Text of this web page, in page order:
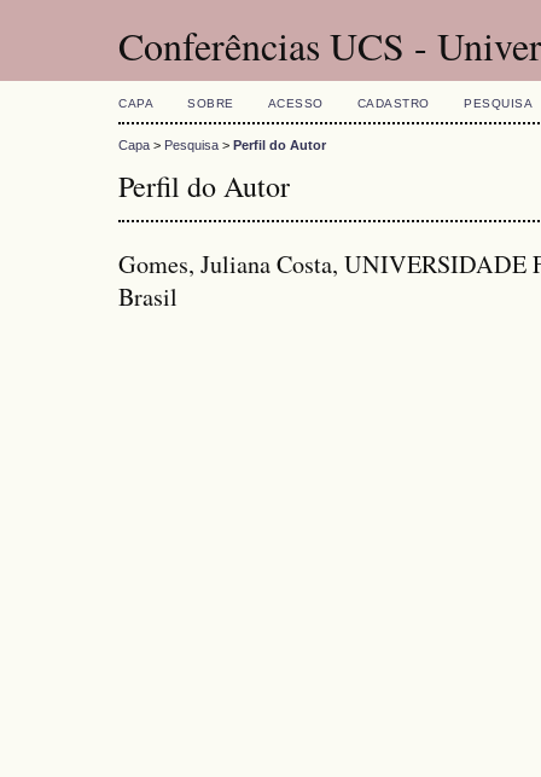
Conferências UCS -
CAPA SOBRE ACESSO CADASTRO PESQUISA
Capa > Pesquisa > Perfil do Autor
Perfil do Autor
Gomes, Juliana Costa, UNIVERSIDADE
Brasil